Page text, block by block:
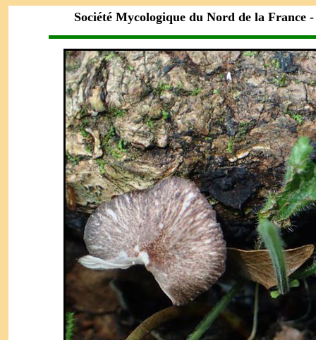
Société Mycologique du Nord de la France